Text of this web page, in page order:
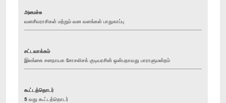
அமைச்சு
வனசீவராசிகள் மற்றும் வன வளங்கள் பாதுகாப்பு
சட்டவாக்கம்
இலங்கை சனநாயக சோசலிசக் குடியரசின் ஒன்பதாவது பாராளுமன்றம்
கூட்டத்தொடர்
5 வது கூட்டத்தொடர்